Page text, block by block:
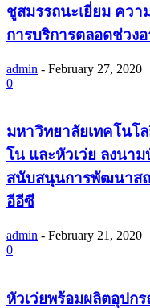
ชูสมรรถนะเยี่ยม ควา
การบริการตลอดช่วง
admin - February 27, 2020
0
มหาวิทยาลัยเทคโนโ
โน และหัวเว่ย ลงนา
สนับสนุนการพัฒนาส
อีอีซี
admin - February 21, 2020
0
หัวเว่ยพร้อมผลิตอุปก